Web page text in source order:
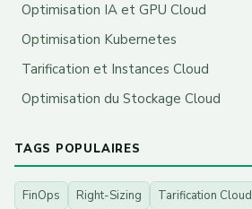
Optimisation IA et GPU Cloud
Optimisation Kubernetes
Tarification et Instances Cloud
Optimisation du Stockage Cloud
TAGS POPULAIRES
FinOps Right-Sizing Tarification Cloud